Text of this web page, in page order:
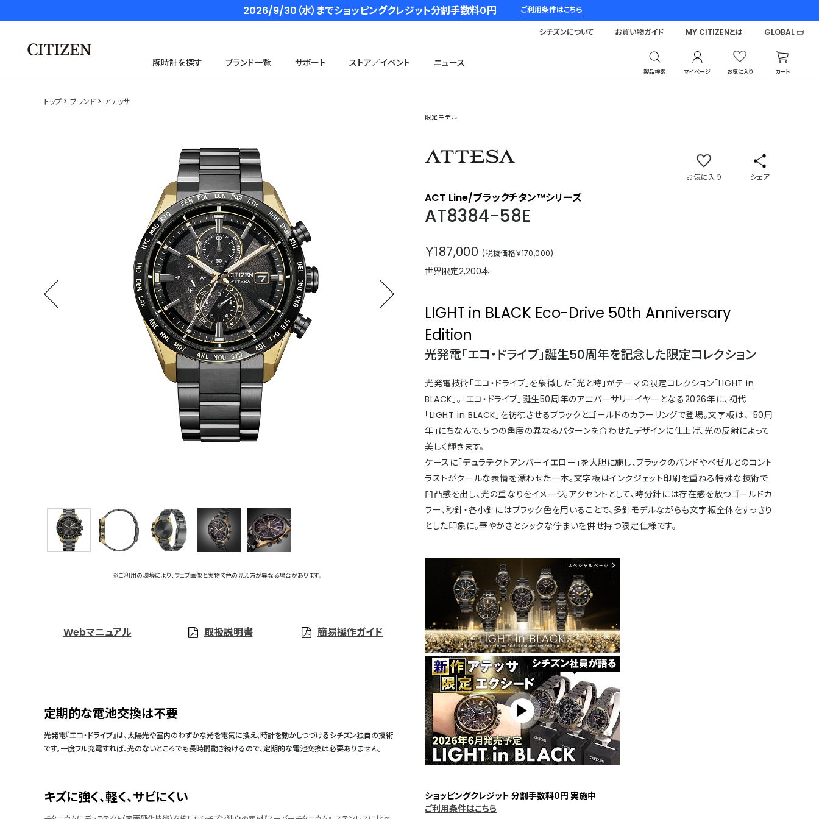
2026/9/30（水）までショッピングクレジット分割手数料０円 ご利用条件はこちら
腕時計を探す ブランド一覧 サポート ストア／イベント ニュース
製品検索 マイページ お気に入り カート
シチズンについて お買い物ガイド MY CITIZENとは GLOBAL
トップ ブランド アテッサ
※ご利用の環境により、ウェブ画像と実物で色の見え方が異なる場合があります。
Webマニュアル 取扱説明書 簡易操作ガイド
定期的な電池交換は不要
光発電『エコ・ドライブ』は、太陽光や室内のわずかな光を電気に換え、時計を動かしつづけるシチズン独自の技術
です。一度フル充電すれば、光のないところでも長時間動き続けるので、定期的な電池交換は必要ありません。
キズに強く、軽く、サビにくい
限定モデル
ACT Line/ブラックチタン™シリーズ
お気に入り シェア
AT8384-58E
￥187,000 (税抜価格￥170,000)
世界限定2,200本
LIGHT in BLACK Eco-Drive 50th Anniversary
Edition
光発電「エコ・ドライブ」誕生50周年を記念した限定コレクション
光発電技術「エコ・ドライブ」を象徴した「光と時」がテーマの限定コレクション「LIGHT in
BLACK」。「エコ・ドライブ」誕生50周年のアニバーサリーイヤーとなる2026年に、初代
「LIGHT in BLACK」を彷彿させるブラックとゴールドのカラーリングで登場。文字板は、「50周
年」にちなんで、５つの角度の異なるパターンを合わせたデザインに仕上げ、光の反射によって
美しく輝きます。
ケースに「デュラテクトアンバーイエロー」を大胆に施し、ブラックのバンドやベゼルとのコント
ラストがクールな表情を漂わせた一本。文字板はインクジェット印刷を重ねる特殊な技術で
凹凸感を出し、光の重なりをイメージ。アクセントとして、時分針には存在感を放つゴールドカ
ラー、秒針・各小針にはブラック色を用いることで、多針モデルながらも文字板全体をすっきり
とした印象に。華やかさとシックな佇まいを併せ持つ限定仕様です。
ショッピングクレジット 分割手数料0円 実施中
ご利用条件はこちら